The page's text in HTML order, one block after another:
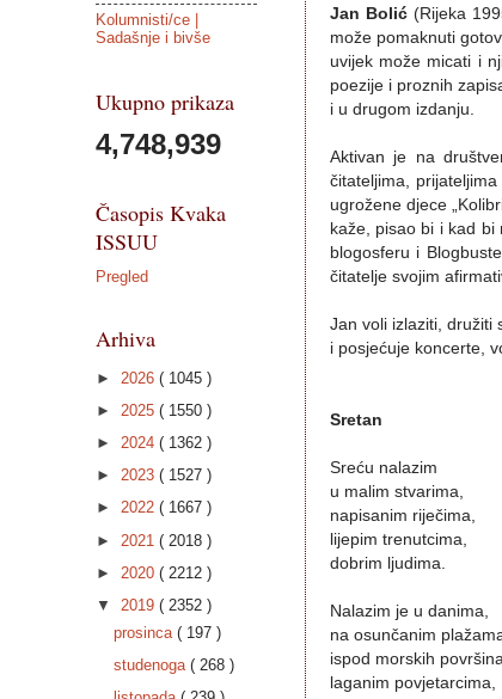
Jan Bolić(Rijeka
može pomaknuti
uvijek može micati i
poezije i proznih
i u drugom izdanju.
Aktivan je na
čitateljima,
ugrožene djece
kaže, pisao bi i kad
blogosferu i
čitatelje svojim
Jan voli izlaziti, družiti
i posjećuje koncerte,
Sretan
Sreću nalazim
u malim stvarima,
napisanim riječima,
lijepim trenutcima,
dobrim ljudima.
Nalazim je u danima,
na osunčanim
ispod morskih površina,
laganim povjetarcima,
Kolumnisti/ce |
Sadašnje i bivše
Ukupno prikaza
4,748,939
Časopis Kvaka
ISSUU
Pregled
Arhiva
► 2026 ( 1045 )
► 2025 ( 1550 )
► 2024 ( 1362 )
► 2023 ( 1527 )
► 2022 ( 1667 )
► 2021 ( 2018 )
► 2020 ( 2212 )
▼ 2019 ( 2352 )
prosinca ( 197 )
studenoga ( 268 )